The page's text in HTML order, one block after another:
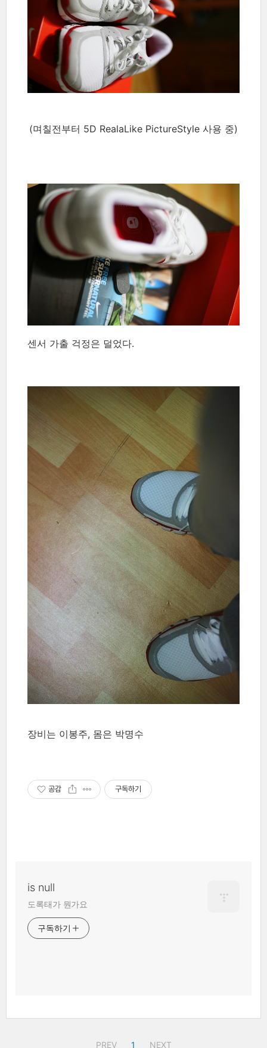
(며칠전부터 5D RealaLike PictureStyle 사용 중)
센서 가출 걱정은 덜었다.
장비는 이봉주, 몸은 박명수
공감 구독하기
is null
도록태가 뭔가요
구독하기
PREV 1 NEXT